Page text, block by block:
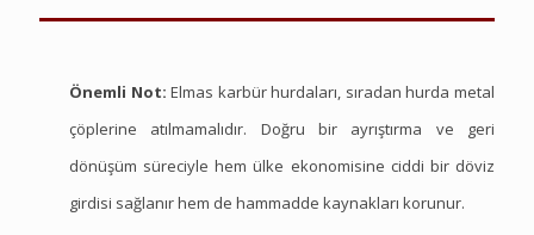
Önemli Not: Elmas karbür hurdaları, sıradan hurda metal
çöplerine atılmamalıdır. Doğru bir ayrıştırma ve geri
dönüşüm süreciyle hem ülke ekonomisine ciddi bir döviz
girdisi sağlanır hem de hammadde kaynakları korunur.